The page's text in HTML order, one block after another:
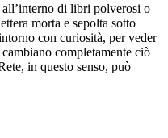
di libri polverosi o
morta e sepolta sotto
con curiosità, per veder
completamente ciò
in questo senso, può